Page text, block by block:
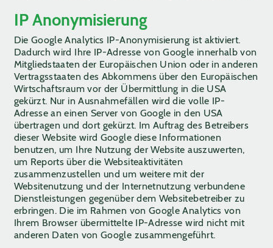
IP Anonymisierung
Die Google Analytics IP-Anonymisierung ist aktiviert.
Dadurch wird Ihre IP-Adresse von Google innerhalb von
Mitgliedstaaten der Europäischen Union oder in anderen
Vertragsstaaten des Abkommens über den Europäischen
Wirtschaftsraum vor der Übermittlung in die USA
gekürzt. Nur in Ausnahmefällen wird die volle IP-
Adresse an einen Server von Google in den USA
übertragen und dort gekürzt. Im Auftrag des Betreibers
dieser Website wird Google diese Informationen
benutzen, um Ihre Nutzung der Website auszuwerten,
um Reports über die Websiteaktivitäten
zusammenzustellen und um weitere mit der
Websitenutzung und der Internetnutzung verbundene
Dienstleistungen gegenüber dem Websitebetreiber zu
erbringen. Die im Rahmen von Google Analytics von
Ihrem Browser übermittelte IP-Adresse wird nicht mit
anderen Daten von Google zusammengeführt.